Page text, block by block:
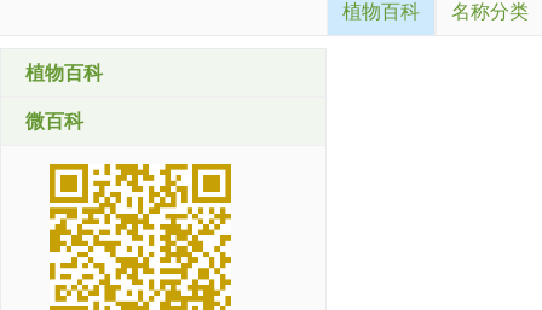
植物百科 名称分类
植物百科
微百科